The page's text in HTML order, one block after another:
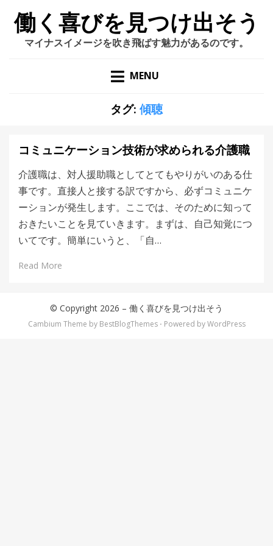
働く喜びを見つけ出そう
マイナスイメージを吹き飛ばす魅力があるのです。
MENU
タグ: 傾聴
コミュニケーション技術が求められる介護職
介護職は、対人援助職としてとてもやりがいのある仕
事です。直接人と接する訳ですから、必ずコミュニケ
ーションが発生します。ここでは、そのために知って
おきたいことを見ていきます。まずは、自己知覚につ
いてです。簡単にいうと、「自…
Read More
© Copyright 2026 – 働く喜びを見つけ出そう
Cambium Theme by BestBlogThemes ⋅ Powered byWordPress